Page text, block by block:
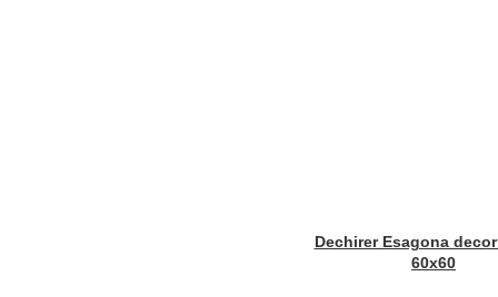
Dechirer Esagona
60x60